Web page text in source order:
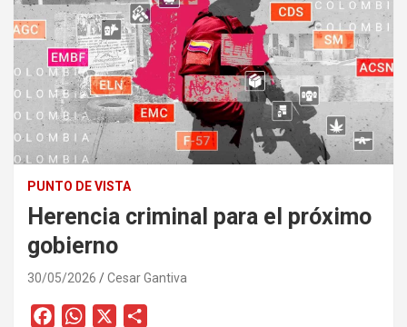
PUNTO DE VISTA
Herencia criminal para el próximo
gobierno
30/05/2026 Cesar Gantiva
W